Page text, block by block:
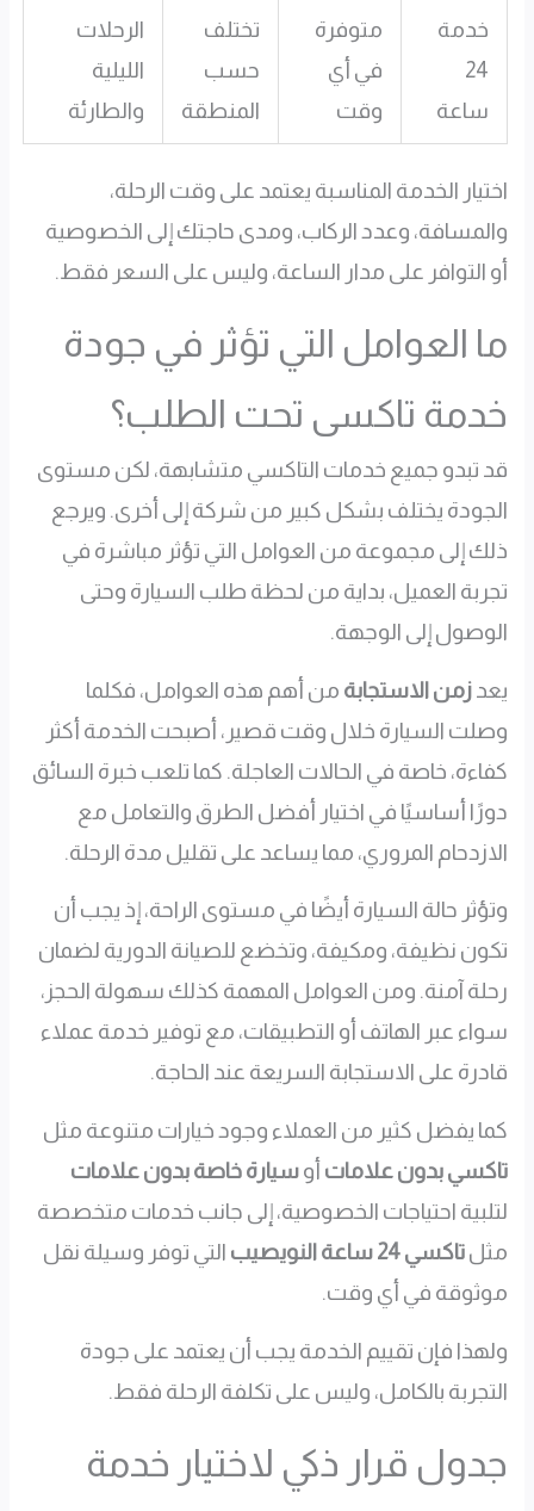
خدمة
24
ساعة
متوفرة
في أي
وقت
تختلف
حسب
المنطقة
الرحلات
الليلية
والطارئة
اختيار الخدمة المناسبة يعتمد على وقت الرحلة،
والمسافة، وعدد الركاب، ومدى حاجتك إلى الخصوصية
أو التوافر على مدار الساعة، وليس على السعر فقط.
ما العوامل التي تؤثر في جودة
خدمة تاكسى تحت الطلب؟
قد تبدو جميع خدمات التاكسي متشابهة، لكن مستوى
الجودة يختلف بشكل كبير من شركة إلى أخرى. ويرجع
ذلك إلى مجموعة من العوامل التي تؤثر مباشرة في
تجربة العميل، بداية من لحظة طلب السيارة وحتى
الوصول إلى الوجهة.
يعدزمن الاستجابة من أهم هذه العوامل، فكلما
وصلت السيارة خلال وقت قصير، أصبحت الخدمة أكثر
كفاءة، خاصة في الحالات العاجلة. كما تلعب خبرة السائق
دورًا أساسيًا في اختيار أفضل الطرق والتعامل مع
الازدحام المروري، مما يساعد على تقليل مدة الرحلة.
وتؤثر حالة السيارة أيضًا في مستوى الراحة، إذ يجب أن
تكون نظيفة، ومكيفة، وتخضع للصيانة الدورية لضمان
رحلة آمنة. ومن العوامل المهمة كذلك سهولة الحجز،
سواء عبر الهاتف أو التطبيقات، مع توفير خدمة عملاء
قادرة على الاستجابة السريعة عند الحاجة.
كما يفضل كثير من العملاء وجود خيارات متنوعة مثل
تاكسي بدون علامات أوسيارة خاصة بدون علامات
لتلبية احتياجات الخصوصية، إلى جانب خدمات متخصصة
مثلتاكسي 24 ساعة النويصيب
التي توفر وسيلة نقل
موثوقة في أي وقت.
ولهذا فإن تقييم الخدمة يجب أن يعتمد على جودة
التجربة بالكامل، وليس على تكلفة الرحلة فقط.
جدول قرار ذكي لاختيار خدمة